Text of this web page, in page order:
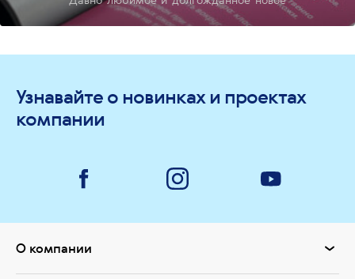
Узнавайте о новинках и проектах
компании
О компании